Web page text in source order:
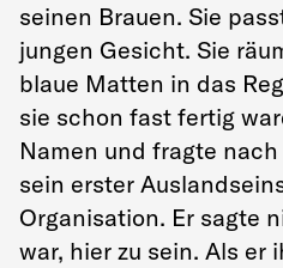
seinen Brauen. Sie
jungen Gesicht. Sie
blaue Matten in das
sie schon fast fertig
Namen und fragte
sein erster
Organisation. Er sagte
war, hier zu sein. Als er